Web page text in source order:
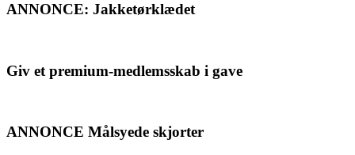
ANNONCE: Jakketørklædet
Giv et premium-medlemsskab i gave
ANNONCE Målsyede skjorter